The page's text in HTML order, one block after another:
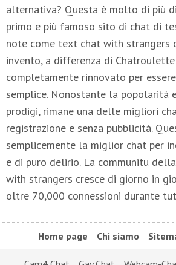
alternativa? Questa è molto di più
primo e più famoso sito di chat di
note come text chat with strangers
invento, a differenza di
completamente rinnovato per
semplice. Nonostante la popolarità
prodigi, rimane una delle migliori
registrazione e senza pubblicità.
semplicemente la miglior chat per
e di puro delirio. La communitu
with strangers cresce di giorno in
oltre 70,000 connessioni durante
Home page Chi siamo